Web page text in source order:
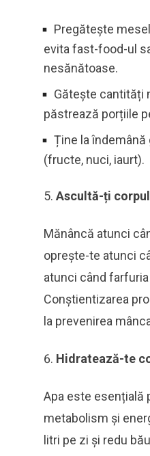
Pregătește
evita fast-food-ul
nesănătoase.
Gătește cantități
păstrează porțiile
Ține la
(fructe, nuci, iaurt).
Ascultă-ți corpul
Mănâncă atunci
oprește-te atunci
atunci când
Conștientizarea
la prevenirea
Hidratează-te
Apa este esențială
metabolism și
litri pe zi și redu